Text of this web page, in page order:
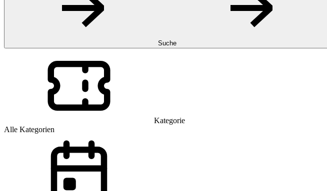
Suche
Kategorie
Alle Kategorien